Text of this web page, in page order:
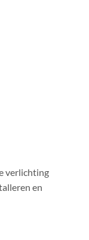
verlichting
en